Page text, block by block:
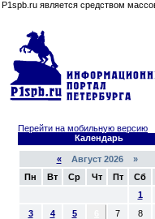
P1spb.ru является средством
Перейти на мобильную версию
Календарь
«Август 2026 »
Пн
Вт Ср Чт Пт Сб
1
3
4 5 7 8